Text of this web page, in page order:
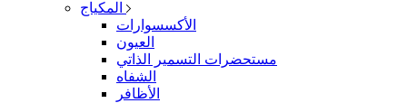
الأكسسوارات
العيون
مستحضرات التسمير الذاتي
الشفاه
الأظافر